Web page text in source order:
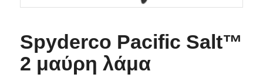
Spyderco Pacific Salt™
2 μαύρη λάμα